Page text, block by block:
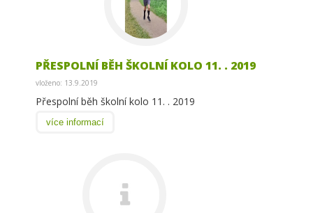
PŘESPOLNÍ BĚH ŠKOLNÍ KOLO 11. . 2019
vloženo: 13.9.2019
Přespolní běh školní kolo 11. . 2019
více informací